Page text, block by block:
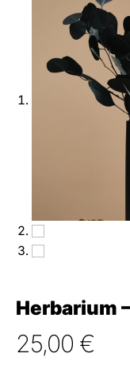
Herbarium
25,00 €